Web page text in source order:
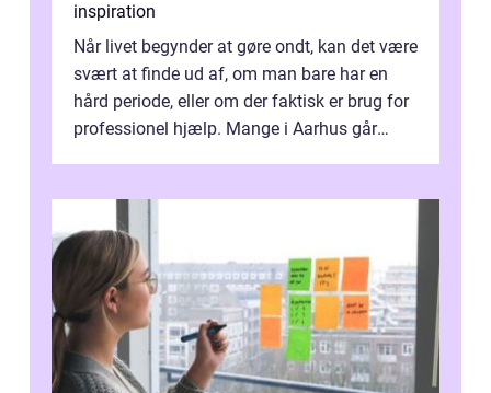
inspiration
Når livet begynder at gøre ondt, kan det være
svært at finde ud af, om man bare har en
hård periode, eller om der faktisk er brug for
professionel hjælp. Mange i Aarhus går